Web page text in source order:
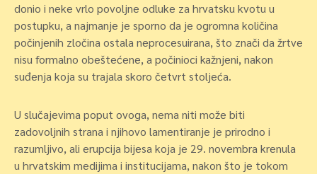
donio i neke vrlo povoljne odluke za hrvatsku kvotu u
postupku, a najmanje je sporno da je ogromna količina
počinjenih zločina ostala neprocesuirana, što znači da žrtve
nisu formalno obeštećene, a počinioci kažnjeni, nakon
suđenja koja su trajala skoro četvrt stoljeća.
U slučajevima poput ovoga, nema niti može biti
zadovoljnih strana i njihovo lamentiranje je prirodno i
razumljivo, ali erupcija bijesa koja je 29. novembra krenula
u hrvatskim medijima i institucijama, nakon što je tokom